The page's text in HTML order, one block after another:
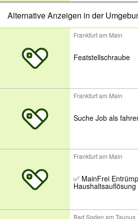
Alternative Anzeigen in der
Frankfurt am Main
Featstellschraube
Frankfurt am Main
Suche Job als
Frankfurt am Main
✅ MainFrei
Haushaltsauflösung
Bad Soden am Taunus